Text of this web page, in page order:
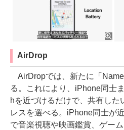
AirDrop
AirDropでは、新たに「
る。これにより、iPhone同士
hを近づけるだけで、共有した
レスを選べる。iPhone同士が
で音楽視聴や映画鑑賞、ゲーム